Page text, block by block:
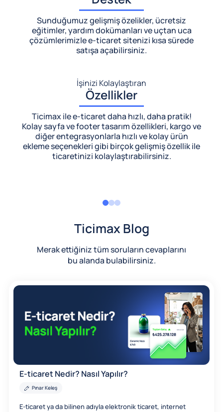
Sunduğumuz gelişmiş özelikler, ücretsiz
eğitimler, yardım dokümanları ve uçtan uca
çözümlerimizlee-ticaret sitenizi kısa sürede
satışa açabilirsiniz.
İşinizi Kolaylaştıran
Özellikler
Ticimax ile e-ticaret daha hızlı, daha pratik!
Kolay sayfa ve footer tasarım özellikleri, kargo ve
diğer entegrasyonlarla hızlı ve kolay ürün
ekleme seçenekleri gibi birçok gelişmiş özellik ile
ticaretinizi kolaylaştırabilirsiniz.
Ticimax Blog
Merak ettiğiniz tüm soruların cevaplarını
bu alanda bulabilirsiniz.
E-ticaret Nedir? Nasıl Yapılır?
Pınar Keleş
E-ticaret ya da bilinen adıyla elektronik ticaret, internet